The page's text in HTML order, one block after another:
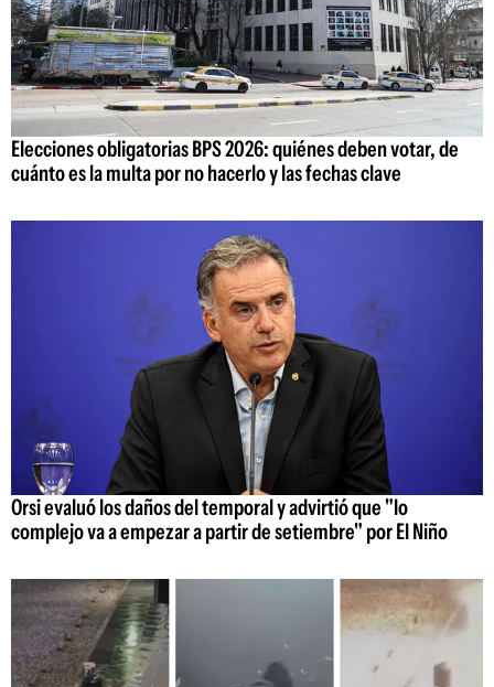
Elecciones obligatorias BPS 2026: quiénes deben votar, de
cuánto es la multa por no hacerlo y las fechas clave
Orsi evaluó los daños del temporal y advirtió que "lo
complejo va a empezar a partir de setiembre" por El Niño